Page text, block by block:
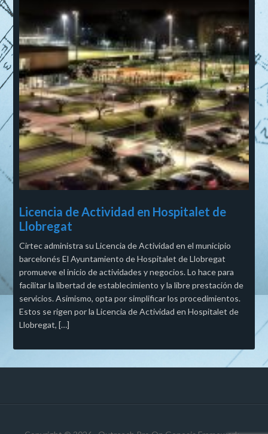
Licencia de Actividad en Hospitalet de
Llobregat
Cirtec administra su Licencia de Actividad en el municipio
barcelonés El Ayuntamiento de Hospitalet de Llobregat
promueve el inicio de actividades y negocios. Lo hace para
facilitar la libertad de establecimiento y la libre prestación de
servicios. Asimismo, opta por simplificar los procedimientos.
Estos se rigen por la Licencia de Actividad en Hospitalet de
Llobregat, […]